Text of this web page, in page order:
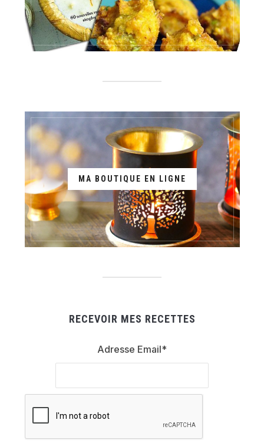
MA BOUTIQUE EN LIGNE
RECEVOIR MES RECETTES
Adresse Email*